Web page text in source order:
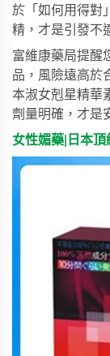
於「如何用得對
精，才是引發不
富維康藥局提醒
品，風險遠高於
本淑女剋星精華
劑量明確，才是
女性媚藥|日本